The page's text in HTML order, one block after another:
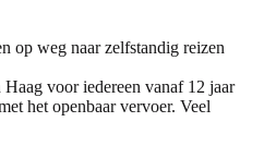
op weg naar zelfstandig reizen
voor iedereen vanaf 12 jaar
het openbaar vervoer. Veel